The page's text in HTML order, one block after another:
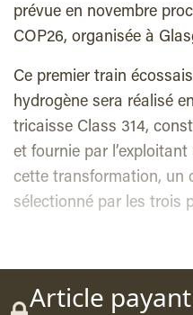
prévue en novembre
COP26, organisée à
Ce premier train
hydrogène sera réalisé
tricaisse Class 314,
et fournie par
cette transformation, un
sélectionné par les trois
Article